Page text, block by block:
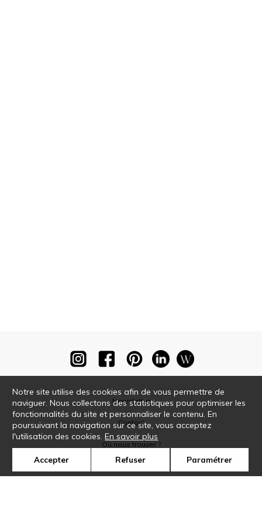
Newsletter
Contact
Où nous trouver ?
Notre site utilise des cookies afin de vous permettre de
naviguer. Nous collectons des statistiques pour optimiser les
fonctionnalités du site et personnaliser le contenu. En
poursuivant la navigation sur ce site, vous acceptez
l'utilisation des cookies.En savoir plus
Accepter Refuser Paramétrer